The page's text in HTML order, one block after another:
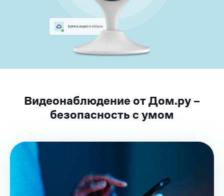
Видеонаблюдение от Дом.ру –
безопасность с умом